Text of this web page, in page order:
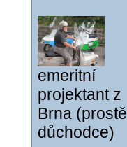
emeritní
projektant z
Brna (prostě
důchodce)